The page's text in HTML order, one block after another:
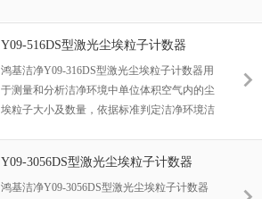
品、电子、生物制品、航空航天等企业的洁净
车间检测
Y09-516DS型激光尘埃粒子计数器
鸿基洁净Y09-316DS型激光尘埃粒子计数器用
于测量和分析洁净环境中单位体积空气内的尘
埃粒子大小及数量，依据标准判定洁净环境洁
电子、生物制品、航空航天等企业的洁净车间
检测
Y09-3056DS型激光尘埃粒子计数器
鸿基洁净Y09-3056DS型激光尘埃粒子计数器